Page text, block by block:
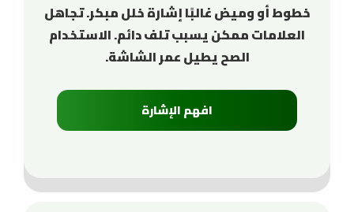
خطوط أو وميض غالبًا إشارة خلل مبكر. تجاهل
العلامات ممكن يسبب تلف دائم. الاستخدام
الصح يطيل عمر الشاشة.
افهم الإشارة